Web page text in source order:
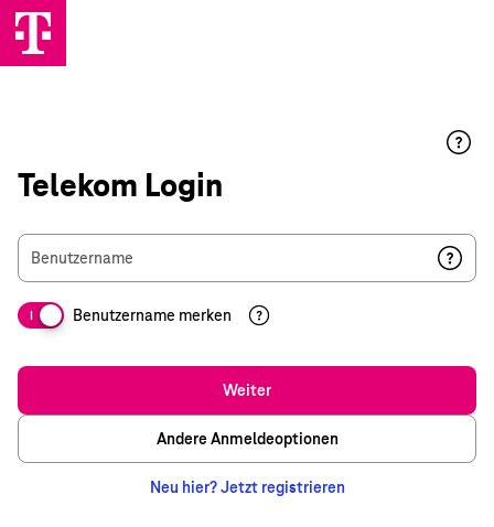
Telekom Login
Benutzername
I Benutzername merken
Weiter
Andere Anmeldeoptionen
Neu hier? Jetzt registrieren